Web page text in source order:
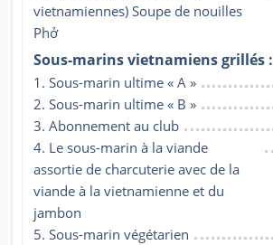
vietnamiennes) Soupe de nouilles
Phở
Sous-marins vietnamiens grillés :
1. Sous-marin ultime « A »
2. Sous-marin ultime « B »
3. Abonnement au club
4. Le sous-marin à la viande
assortie de charcuterie avec de la
viande à la vietnamienne et du
jambon
5. Sous-marin végétarien